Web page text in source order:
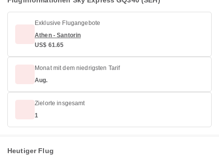
Exklusive Flugangebote
Athen - Santorin
US$ 61.65
Monat mit dem niedrigsten Tarif
Aug.
Zielorte insgesamt
1
Heutiger Flug